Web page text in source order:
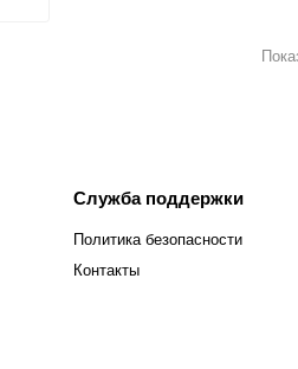
Служба поддержки
Политика безопасности
Контакты